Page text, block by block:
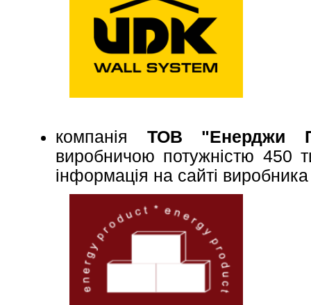
компанія ТОВ "Енерджи
виробничою потужністю 450
інформація на сайті